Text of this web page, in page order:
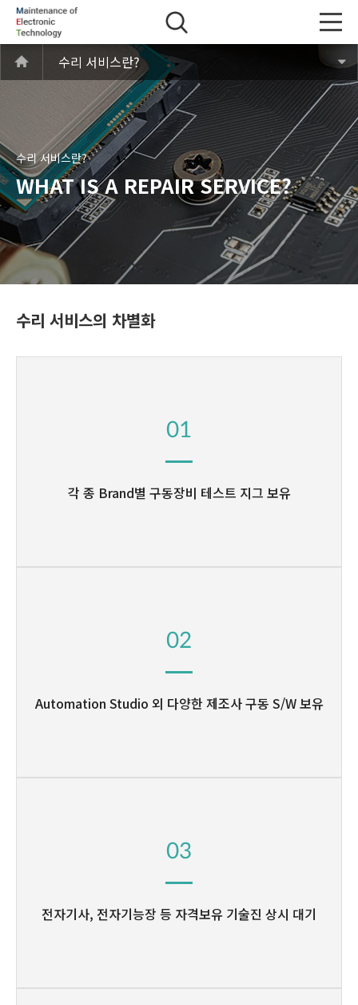
수리 서비스란?
수리 서비스란?
WHAT IS A REPAIR SERVICE?
수리 서비스의 차별화
01
각 종 Brand별 구동장비 테스트 지그 보유
02
Automation Studio 외 다양한 제조사 구동 S/W 보유
03
전자기사, 전자기능장 등 자격보유 기술진 상시 대기